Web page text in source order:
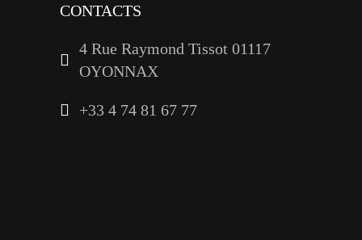
CONTACTS
4 Rue Raymond Tissot 01117
OYONNAX
+33 4 74 81 67 77